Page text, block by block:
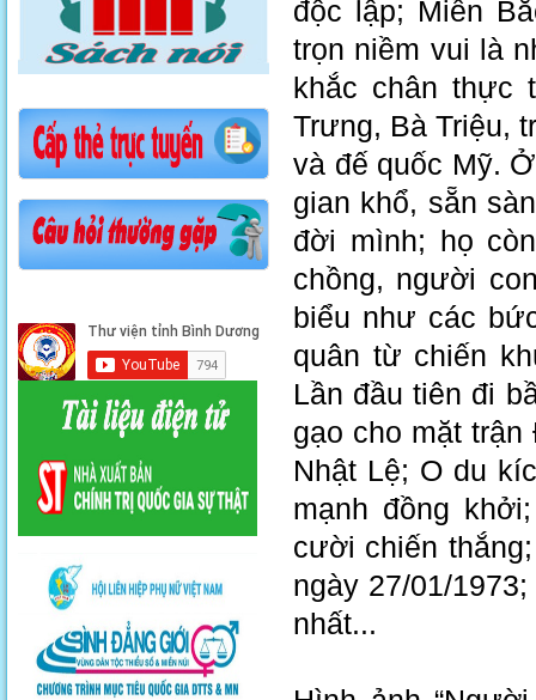
độc lập; Miền
trọn niềm vui là
khắc chân thực
Trưng, Bà Triệu,
và đế quốc Mỹ.
gian khổ, sẵn
đời mình; họ
chồng, người
biểu như các
quân từ chiến
Lần đầu tiên đi
gạo cho mặt
Nhật Lệ; O du
mạnh đồng
cười chiến
ngày 27/01/
nhất...